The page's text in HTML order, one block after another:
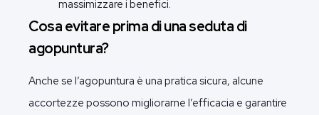
massimizzare i benefici.
Cosa evitare prima di una seduta di
agopuntura?
Anche se l’agopuntura è una pratica sicura, alcune
accortezze possono migliorarne l’efficacia e garantire